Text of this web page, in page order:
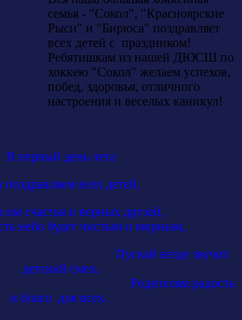
семья - "Сокол", "Красноярские
Рыси" и "Бирюса" поздравляет
всех детей с праздником!
Ребятишкам из нашей ДЮСШ по
хоккею "Сокол" желаем успехов,
побед, здоровья, отличного
настроения и веселых каникул!
В первый день лета
всех детей,
им счастья и верных друзей,
небо будет чистым и мирным,
везде звучит
детский смех,
радость
и благо для всех.